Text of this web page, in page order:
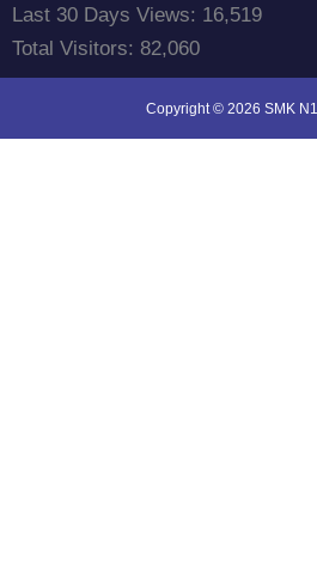
Last 30 Days Views: 16,519
Total Visitors: 82,060
Copyright © 2026 SMK